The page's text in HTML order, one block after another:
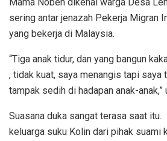
sering antar jenazah Pekerja Migran
yang bekerja di Malaysia.
“Tiga anak tidur, dan yang bangun
, tidak kuat, saya menangis tapi saya
tampak sedih di hadapan anak-anak,”
Suasana duka sangat terasa saat
keluarga suku Kolin dari pihak suami